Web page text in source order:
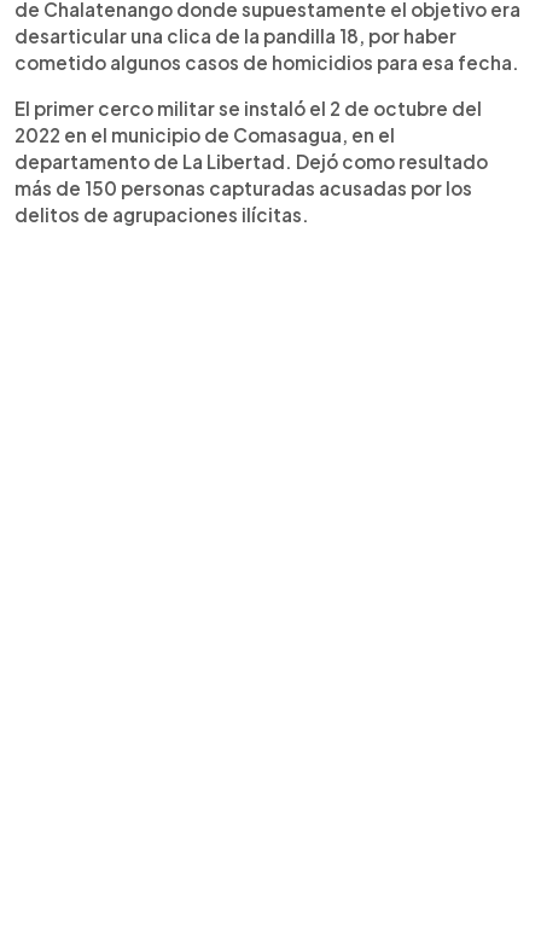
de Chalatenango donde supuestamente el objetivo era
desarticular una clica de la pandilla 18, por haber
cometido algunos casos de homicidios para esa fecha.
El primer cerco militar se instaló el 2 de octubre del
2022 en el municipio de Comasagua, en el
departamento de La Libertad. Dejó como resultado
más de 150 personas capturadas acusadas por los
delitos de agrupaciones ilícitas.